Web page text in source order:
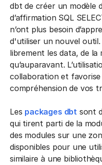
dbt de créer un modèle
d’affirmation SQL
n’ont plus besoin
d'utiliser un nouvel
librement les data, de la
qu’auparavant.
collaboration et favorise
compréhension de vos
Les packages dbtsont
qui tirent parti de la
des modules sur une
disponibles pour une
similaire à une